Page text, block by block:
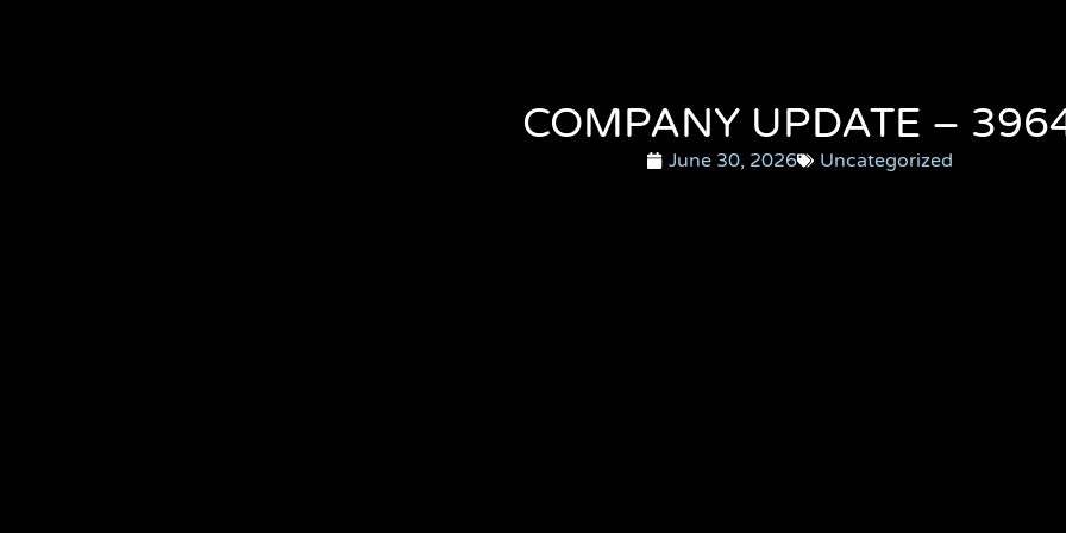
COMPANY UPDATE –
June 30, 2026 Uncategorized